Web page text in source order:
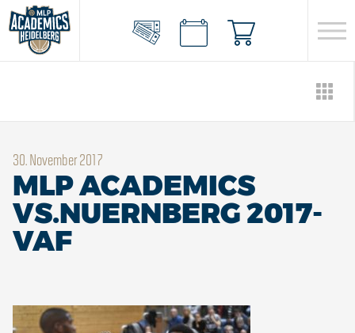
30. November 2017
MLP ACADEMICS
VS.NUERNBERG 2017-
VAF